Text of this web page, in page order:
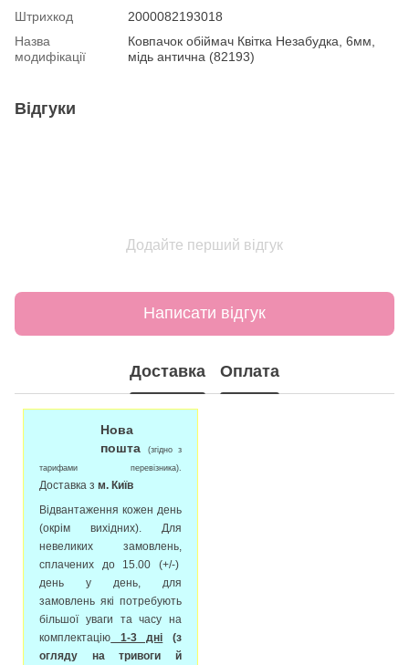
Штрихкод
2000082193018
Назва
модифікації
Ковпачок обіймач Квітка Незабудка, 6мм,
мідь антична (82193)
Відгуки
Додайте перший відгук
Написати відгук
Доставка Оплата
Нова
пошта
(згідно з
тарифами перевізника).
Доставка зм. Київ
Відвантаження кожен день
(окрім вихідних). Для
невеликих замовлень,
сплачених до 15.00 (+/-)
день у день, для
замовлень які потребують
більшої уваги та часу на
комплектацію 1-3 дні (з
огляду на тривоги й